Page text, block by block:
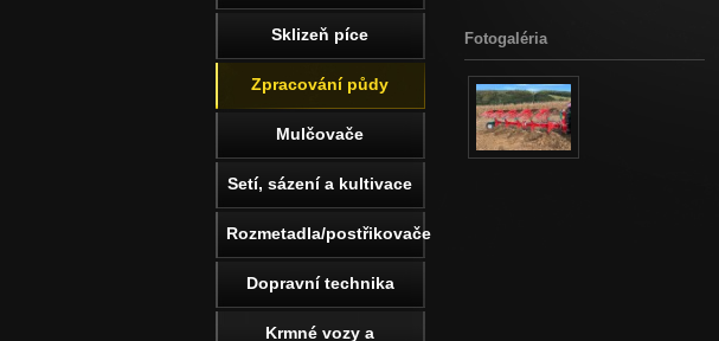
Fotogaléria
Sklizeň píce
Zpracování půdy
Mulčovače
Setí, sázení a kultivace
Rozmetadla/postřikovače
Dopravní technika
Krmné vozy a